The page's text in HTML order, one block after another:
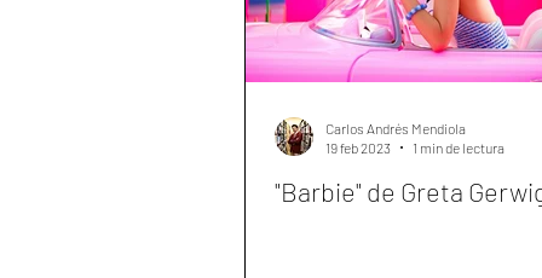
"Barbie" de Greta
Carlos Andrés Mendiola
19 feb 2023
1 min de lectura